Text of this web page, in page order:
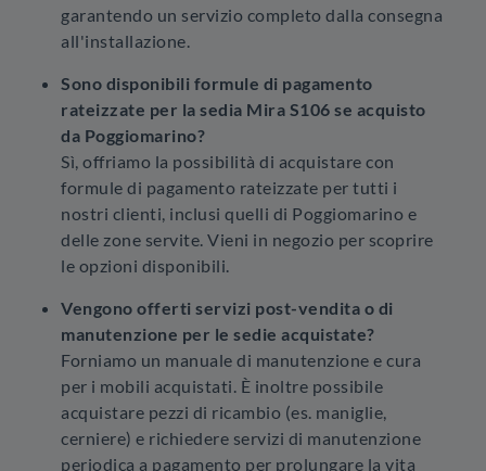
garantendo un servizio completo dalla consegna
all'installazione.
Sono disponibili formule di pagamento
rateizzate per la sedia Mira S106 se acquisto
da Poggiomarino?
Sì, offriamo la possibilità di acquistare con
formule di pagamento rateizzate per tutti i
nostri clienti, inclusi quelli di Poggiomarino e
delle zone servite. Vieni in negozio per scoprire
le opzioni disponibili.
Vengono offerti servizi post-vendita o di
manutenzione per le sedie acquistate?
Forniamo un manuale di manutenzione e cura
per i mobili acquistati. È inoltre possibile
acquistare pezzi di ricambio (es. maniglie,
cerniere) e richiedere servizi di manutenzione
periodica a pagamento per prolungare la vita